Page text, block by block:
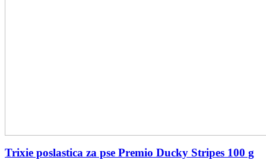
Trixie poslastica za pse Premio Ducky Stripes 100 g